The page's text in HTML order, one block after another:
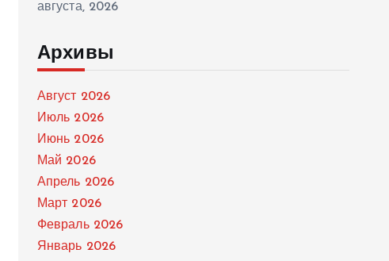
августа, 2026
Архивы
Август 2026
Июль 2026
Июнь 2026
Май 2026
Апрель 2026
Март 2026
Февраль 2026
Январь 2026